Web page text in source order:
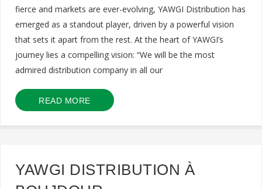
fierce and markets are ever-evolving, YAWGI Distribution has
emerged as a standout player, driven by a powerful vision
that sets it apart from the rest. At the heart of YAWGI’s
journey lies a compelling vision: “We will be the most
admired distribution company in all our
READ MORE
YAWGI DISTRIBUTION À